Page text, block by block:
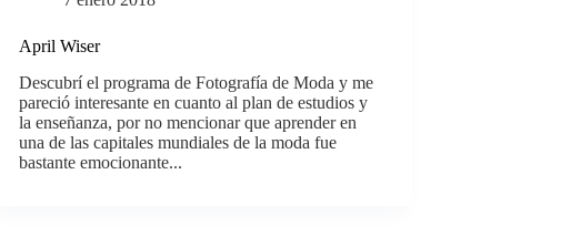
April Wiser
Descubrí el programa de Fotografía de Moda y me
pareció interesante en cuanto al plan de estudios y
la enseñanza, por no mencionar que aprender en
una de las capitales mundiales de la moda fue
bastante emocionante...